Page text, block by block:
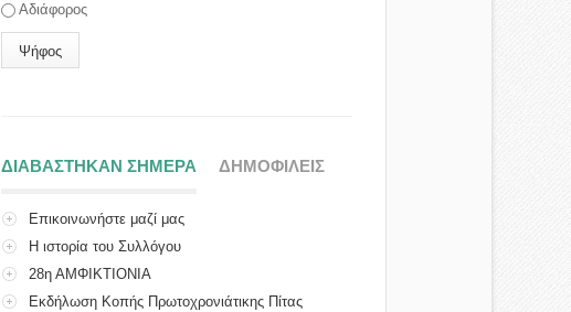
Αδιάφορος
ΔΙΑΒΑΣΤΗΚΑΝ ΣΗΜΕΡΑ (ΕΝΕΡΓΗ ΚΑΡΤΕΛΑ)
ΔΗΜΟΦΙΛΕΙΣ
Επικοινωνήστε μαζί μας
Η ιστορία του Συλλόγου
28η ΑΜΦΙΚΤΙΟΝΙΑ
Εκδήλωση Κοπής Πρωτοχρονιάτικης Πίτας